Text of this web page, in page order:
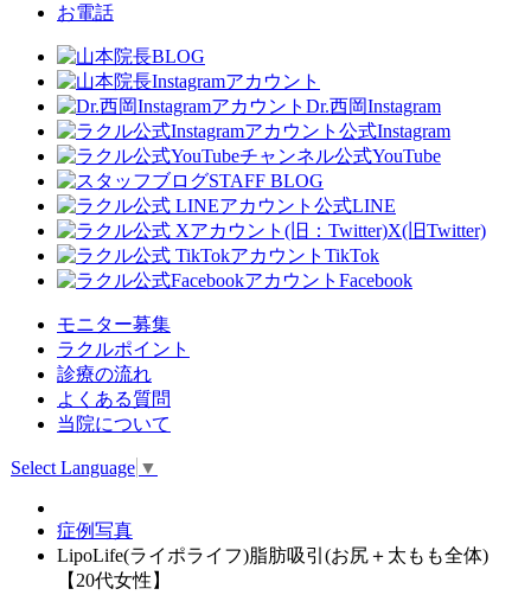
お電話
Dr.西岡Instagram
公式Instagram
公式YouTube
STAFF BLOG
公式LINE
X(旧Twitter)
TikTok
Facebook
モニター募集
ラクルポイント
診療の流れ
よくある質問
当院について
Select Language ▼
症例写真
LipoLife(ライポライフ)脂肪吸引(お尻＋太もも全体)
【20代女性】